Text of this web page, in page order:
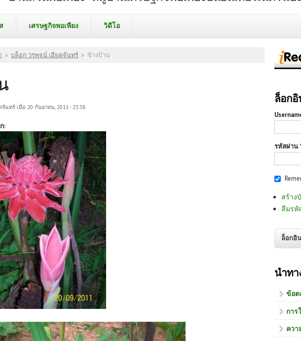
เศรษฐกิจพอเพียง วิดีโอ
» บล็อก วรพจน์ เอียดจันทร์ » ข้างบ้าน
จันทร์ เมื่อ 20 กันยายน, 2011 - 23:38
:
ล็อกอิ
รหัสผ่าน
สร้าง
ลืมรหั
นำทา
ข้อต
การ
ควา